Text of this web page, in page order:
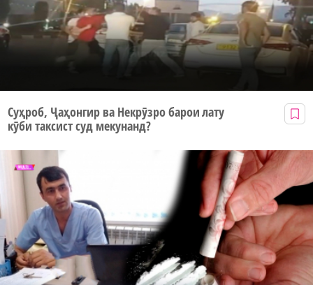
Суҳроб, Ҷаҳонгир ва Некрӯзро барои лату
кӯби таксист суд мекунанд?